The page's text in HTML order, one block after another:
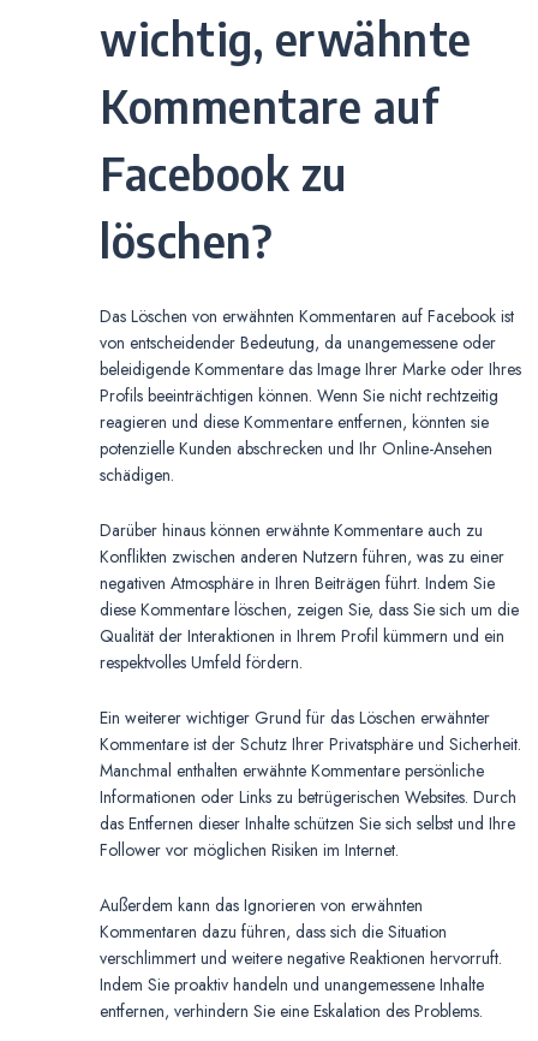
wichtig, erwähnte
Kommentare auf
Facebook zu
löschen?
Das Löschen von erwähnten Kommentaren auf Facebook ist
von entscheidender Bedeutung, da unangemessene oder
beleidigende Kommentare das Image Ihrer Marke oder Ihres
Profils beeinträchtigen können. Wenn Sie nicht rechtzeitig
reagieren und diese Kommentare entfernen, könnten sie
potenzielle Kunden abschrecken und Ihr Online-Ansehen
schädigen.
Darüber hinaus können erwähnte Kommentare auch zu
Konflikten zwischen anderen Nutzern führen, was zu einer
negativen Atmosphäre in Ihren Beiträgen führt. Indem Sie
diese Kommentare löschen, zeigen Sie, dass Sie sich um die
Qualität der Interaktionen in Ihrem Profil kümmern und ein
respektvolles Umfeld fördern.
Ein weiterer wichtiger Grund für das Löschen erwähnter
Kommentare ist der Schutz Ihrer Privatsphäre und Sicherheit.
Manchmal enthalten erwähnte Kommentare persönliche
Informationen oder Links zu betrügerischen Websites. Durch
das Entfernen dieser Inhalte schützen Sie sich selbst und Ihre
Follower vor möglichen Risiken im Internet.
Außerdem kann das Ignorieren von erwähnten
Kommentaren dazu führen, dass sich die Situation
verschlimmert und weitere negative Reaktionen hervorruft.
Indem Sie proaktiv handeln und unangemessene Inhalte
entfernen, verhindern Sie eine Eskalation des Problems.